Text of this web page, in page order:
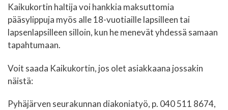
Kaikukortin haltija voi hankkia maksuttomia
pääsylippuja myös alle 18-vuotiaille lapsilleen tai
lapsenlapsilleen silloin, kun he menevät yhdessä samaan
tapahtumaan.
Voit saada Kaikukortin, jos olet asiakkaana jossakin
näistä:
Pyhäjärven seurakunnan diakoniatyö, p. 040 511 8674,